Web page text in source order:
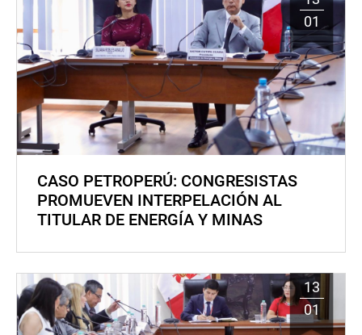
01
CASO PETROPERÚ: CONGRESISTAS
PROMUEVEN INTERPELACIÓN AL
TITULAR DE ENERGÍA Y MINAS
13
01